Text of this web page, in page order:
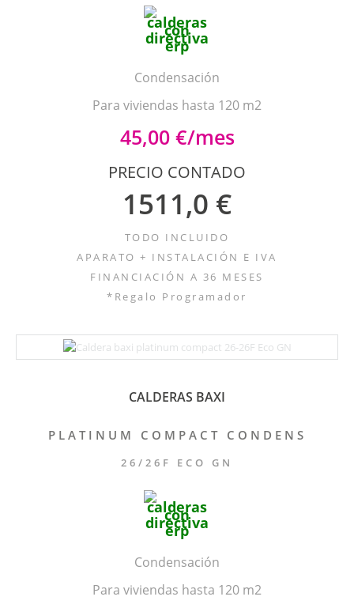
Condensación
Para viviendas hasta 120 m2
45,00 €/mes
PRECIO CONTADO
1511,0 €
TODO INCLUIDO
APARATO + INSTALACIÓN E IVA
FINANCIACIÓN A 36 MESES
*Regalo Programador
CALDERAS BAXI
PLATINUM COMPACT CONDENS
26/26F ECO GN
Condensación
Para viviendas hasta 120 m2